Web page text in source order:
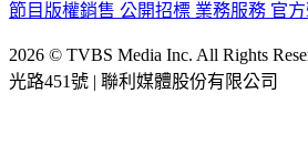
節目版權銷售 公開招標 業務服務 官
2026 © TVBS Media Inc. All Rights
光路451號 | 聯利媒體股份有限公司